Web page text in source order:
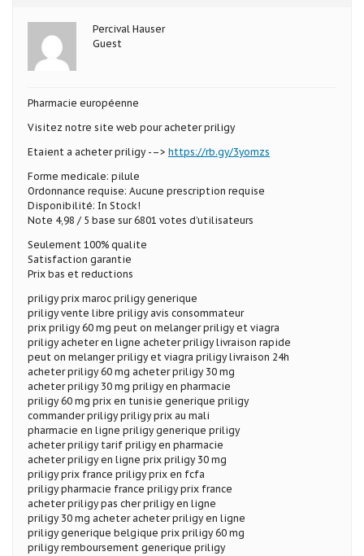
Percival Hauser
Guest
Pharmacie européenne
Visitez notre site web pour acheter priligy
Etaient a acheter priligy -–> https://rb.gy/3yomzs
Forme medicale: pilule
Ordonnance requise: Aucune prescription requise
Disponibilité: In Stock!
Note 4,98 / 5 base sur 6801 votes d’utilisateurs
Seulement 100% qualite
Satisfaction garantie
Prix bas et reductions
priligy prix maroc priligy generique
priligy vente libre priligy avis consommateur
prix priligy 60 mg peut on melanger priligy et viagra
priligy acheter en ligne acheter priligy livraison rapide
peut on melanger priligy et viagra priligy livraison 24h
acheter priligy 60 mg acheter priligy 30 mg
acheter priligy 30 mg priligy en pharmacie
priligy 60 mg prix en tunisie generique priligy
commander priligy priligy prix au mali
pharmacie en ligne priligy generique priligy
acheter priligy tarif priligy en pharmacie
acheter priligy en ligne prix priligy 30 mg
priligy prix france priligy prix en fcfa
priligy pharmacie france priligy prix france
acheter priligy pas cher priligy en ligne
priligy 30 mg acheter acheter priligy en ligne
priligy generique belgique prix priligy 60 mg
priligy remboursement generique priligy